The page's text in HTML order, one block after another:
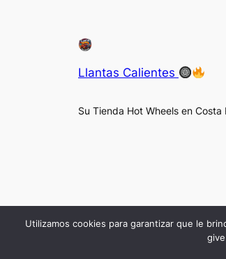
Llantas Calientes
Su Tienda Hot Wheels en Costa
Utilizamos cookies para garantizar que le